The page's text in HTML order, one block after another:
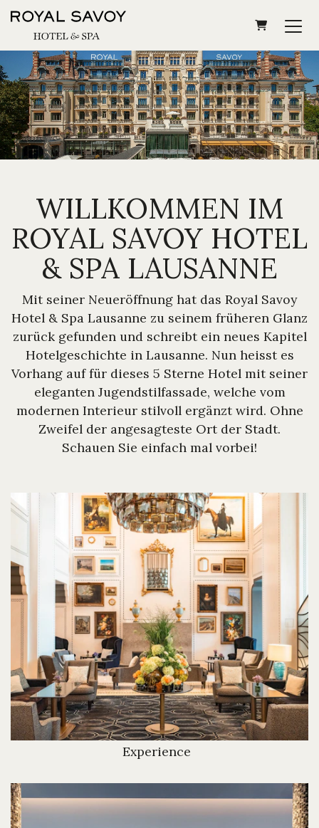
WILLKOMMEN IM
ROYAL SAVOY HOTEL
& SPA LAUSANNE
Mit seiner Neueröffnung hat das Royal Savoy
Hotel & Spa Lausanne zu seinem früheren Glanz
zurück gefunden und schreibt ein neues Kapitel
Hotelgeschichte in Lausanne. Nun heisst es
Vorhang auf für dieses 5 Sterne Hotel mit seiner
eleganten Jugendstilfassade, welche vom
modernen Interieur stilvoll ergänzt wird. Ohne
Zweifel der angesagteste Ort der Stadt.
Schauen Sie einfach mal vorbei!
Experience